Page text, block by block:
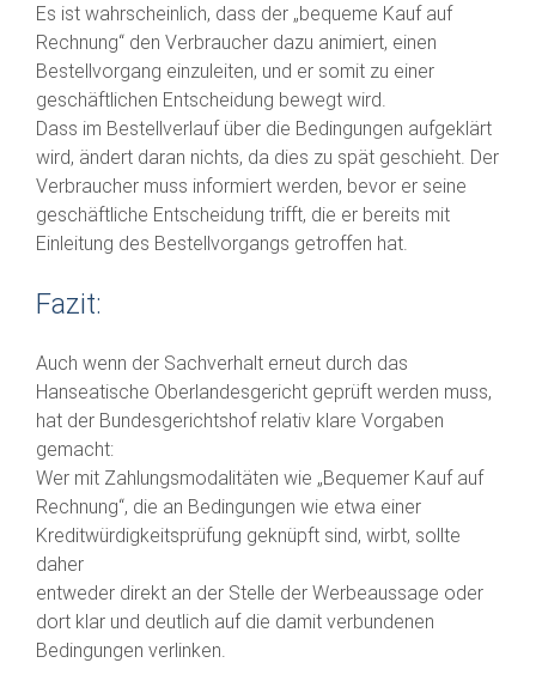
Es ist wahrscheinlich, dass der „bequeme Kauf auf
Rechnung“ den Verbraucher dazu animiert, einen
Bestellvorgang einzuleiten, und er somit zu einer
geschäftlichen Entscheidung bewegt wird.
Dass im Bestellverlauf über die Bedingungen aufgeklärt
wird, ändert daran nichts, da dies zu spät geschieht. Der
Verbraucher muss informiert werden, bevor er seine
geschäftliche Entscheidung trifft, die er bereits mit
Einleitung des Bestellvorgangs getroffen hat.
Fazit:
Auch wenn der Sachverhalt erneut durch das
Hanseatische Oberlandesgericht geprüft werden muss,
hat der Bundesgerichtshof relativ klare Vorgaben
gemacht:
Wer mit Zahlungsmodalitäten wie „Bequemer Kauf auf
Rechnung“, die an Bedingungen wie etwa einer
Kreditwürdigkeitsprüfung geknüpft sind, wirbt, sollte
daher
entweder direkt an der Stelle der Werbeaussage oder
dort klar und deutlich auf die damit verbundenen
Bedingungen verlinken.